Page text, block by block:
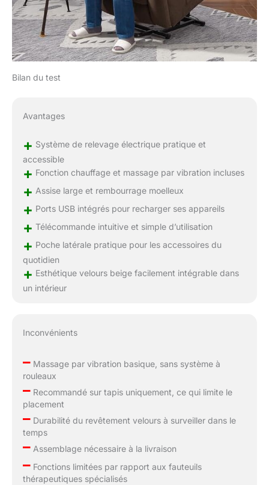
Bilan du test
Avantages
+ Système de relevage électrique pratique et
accessible
+ Fonction chauffage et massage par vibration incluses
+ Assise large et rembourrage moelleux
+ Ports USB intégrés pour recharger ses appareils
+ Télécommande intuitive et simple d’utilisation
+ Poche latérale pratique pour les accessoires du
quotidien
+ Esthétique velours beige facilement intégrable dans
un intérieur
Inconvénients
–Massage par vibration basique, sans système à
rouleaux
–Recommandé sur tapis uniquement, ce qui limite le
placement
–Durabilité du revêtement velours à surveiller dans le
temps
–Assemblage nécessaire à la livraison
–Fonctions limitées par rapport aux fauteuils
thérapeutiques spécialisés